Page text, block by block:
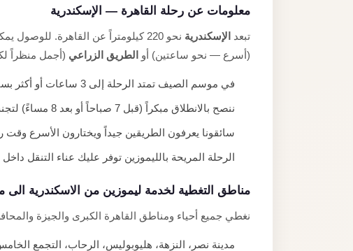
معلومات عن رحلة القاهرة — الإسكندرية
تبعد الإسكندرية نحو 220 كيلومتراً عن القاهرة. للوصول يمكن سلوك مسارين رئيسيين:
(أسرع — نحو ساعتين) أو الطريق الزراعي (أجمل منظراً
في موسم الصيف تمتد الرحلة إلى 3 ساعات أو أكثر بسبب الكثافة المرورية.
ننصح بالانطلاق مبكراً (قبل 7 صباحاً أو بعد 8 مساءً) لتجنب الاختناقات.
سائقونا يعرفون الطريقين جيداً ويختارون الأسرع وقت
الرحلة المريحة بالليموزين توفر عليك عناء التنقل
مناطق التغطية لخدمة ليموزين من الاسكندرية الى
نغطي جميع أحياء ومناطق القاهرة الكبرى والجيزة
مدينة نصر، النزهة، هليوبوليس، الرحاب، التجمع